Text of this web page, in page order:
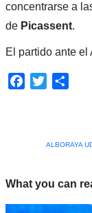
concentrarse a
de Picassent.
El partido ante el
Facebook
Twitter
ALBORAYA
What you can